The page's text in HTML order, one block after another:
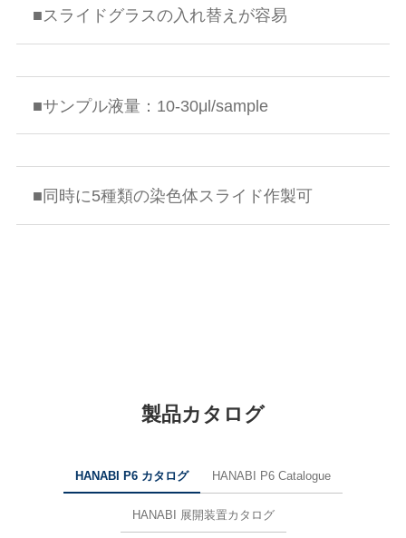
■スライドグラスの入れ替えが容易
■サンプル液量：10-30μl/sample
■同時に5種類の染色体スライド作製可
製品カタログ
HANABI P6 カタログ HANABI P6 Catalogue
HANABI 展開装置カタログ